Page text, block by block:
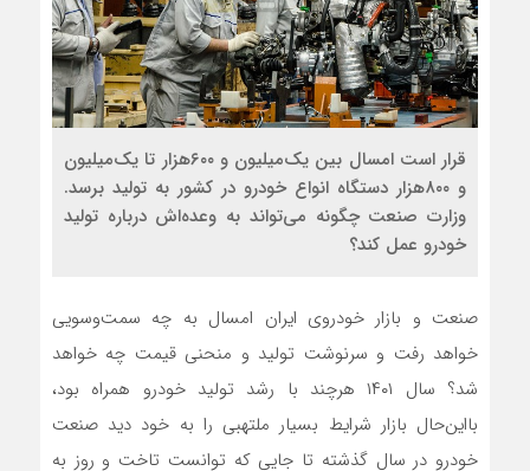
قرار است امسال بین یک‌میلیون و ۶۰۰هزار تا یک‌میلیون
و ۸۰۰هزار دستگاه انواع خودرو در کشور به تولید برسد.
وزارت صنعت چگونه می‌تواند به وعده‌اش درباره تولید
خودرو عمل کند؟
صنعت و بازار خودروی ایران امسال به چه سمت‌و‌سویی
خواهد رفت و سرنوشت تولید و منحنی قیمت چه خواهد
شد؟ سال ۱۴۰۱ هرچند با رشد تولید خودرو همراه بود،
با‌این‌حال بازار شرایط بسیار ملتهبی را به خود دید صنعت
خودرو در سال گذشته تا جایی که توانست تاخت و روز به